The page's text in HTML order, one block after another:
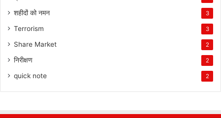
शहीदों को नमन 3
Terrorism 3
Share Market 2
निरीक्षण 2
quick note 2